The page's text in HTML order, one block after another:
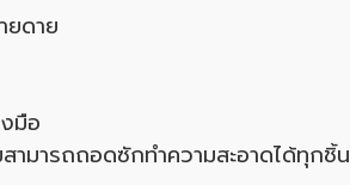
ดาย
มือ
ามารถถอดซักทำความสะอาดได้ทุกชิ้น